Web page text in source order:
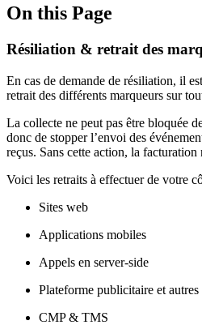
On this Page
Résiliation & retrait des
En cas de demande de résiliation, il
retrait des différents marqueurs sur
La collecte ne peut pas être bloquée
donc de stopper l’envoi des
reçus. Sans cette action, la facturation
Voici les retraits à effectuer de votre
Sites web
Applications mobiles
Appels en server-side
Plateforme publicitaire et
CMP & TMS